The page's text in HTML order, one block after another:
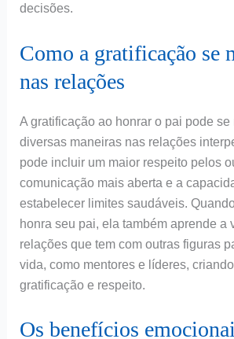
decisões.
Como a gratificação se
nas relações
A gratificação ao honrar o pai pode se
diversas maneiras nas relações
pode incluir um maior respeito pelos
comunicação mais aberta e a
estabelecer limites saudáveis.
honra seu pai, ela também aprende a
relações que tem com outras figuras
vida, como mentores e líderes,
gratificação e respeito.
Os benefícios